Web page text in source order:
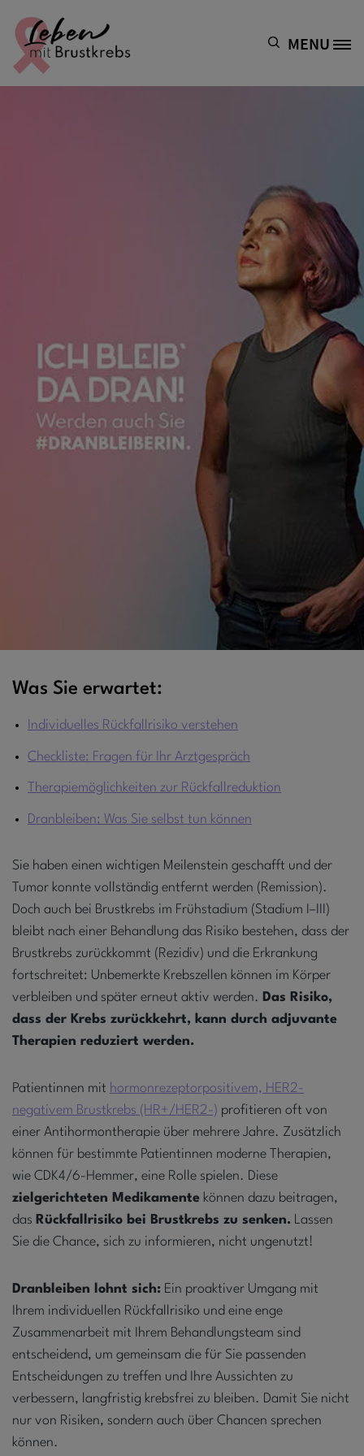
Site Logo MENU
Was Sie erwartet:
Individuelles Rückfallrisiko verstehen
Checkliste: Fragen für Ihr Arztgespräch
Therapiemöglichkeiten zur Rückfallreduktion
Dranbleiben: Was Sie selbst tun können
Sie haben einen wichtigen Meilenstein geschafft und der
Tumor konnte vollständig entfernt werden (Remission).
Doch auch bei Brustkrebs im Frühstadium (Stadium I–III)
bleibt nach einer Behandlung das Risiko bestehen, dass der
Brustkrebs zurückkommt (Rezidiv) und die Erkrankung
fortschreitet: Unbemerkte Krebszellen können im Körper
verbleiben und später erneut aktiv werden. Das Risiko,
dass der Krebs zurückkehrt, kann durch adjuvante
Therapien reduziert werden.
Patientinnen mit hormonrezeptorpositivem, HER2-
negativem Brustkrebs (HR+/HER2-) profitieren oft von
einer Antihormontherapie über mehrere Jahre. Zusätzlich
können für bestimmte Patientinnen moderne Therapien,
wie CDK4/6-Hemmer, eine Rolle spielen. Diese
zielgerichteten Medikamente können dazu beitragen,
das Rückfallrisiko bei Brustkrebs zu senken. Lassen
Sie die Chance, sich zu informieren, nicht ungenutzt!
Dranbleiben lohnt sich: Ein proaktiver Umgang mit
Ihrem individuellen Rückfallrisiko und eine enge
Zusammenarbeit mit Ihrem Behandlungsteam sind
entscheidend, um gemeinsam die für Sie passenden
Entscheidungen zu treffen und Ihre Aussichten zu
verbessern, langfristig krebsfrei zu bleiben. Damit Sie nicht
nur von Risiken, sondern auch über Chancen sprechen
können.